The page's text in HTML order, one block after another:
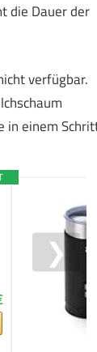
die Dauer der
verfügbar.
in einem
❯